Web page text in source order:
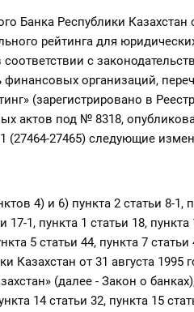
Банка Республики Казахстан
рейтинга для
с
финансовых организаций,
(зарегистрировано в
актов под № 8318,
(27464-27465) следующие
4) и 6) пункта 2 статьи 8-1,
17-1, пункта 1 статьи 18, пункта
5 статьи 44, пункта 7 статьи
Казахстан от 31 августа 1995
(далее - Закон о
14 статьи 32, пункта 15